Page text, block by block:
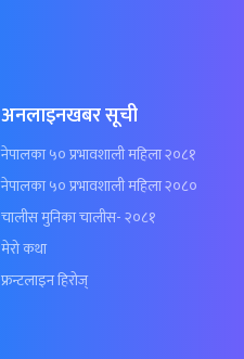
अनलाइनखबर सूची
नेपालका ५० प्रभावशाली महिला २०८१
नेपालका ५० प्रभावशाली महिला २०८०
चालीस मुनिका चालीस- २०८१
मेरो कथा
फ्रन्टलाइन हिरोज्